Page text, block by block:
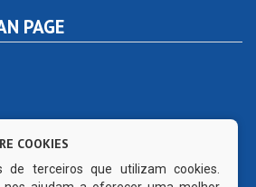
PAGE
COOKIES
de terceiros que utilizam cookies.